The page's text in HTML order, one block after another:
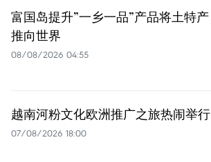
富国岛提升”一乡一品”产品将土特产
推向世界
08/08/2026 04:55
越南河粉文化欧洲推广之旅热闹举行
07/08/2026 18:00